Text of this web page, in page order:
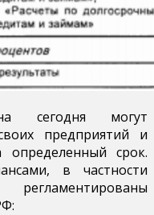
сегодня могут
предприятий и
срок.
в частности